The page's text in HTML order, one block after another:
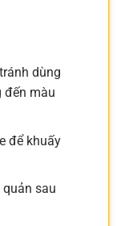
dùng
đến màu
để khuấy
sau